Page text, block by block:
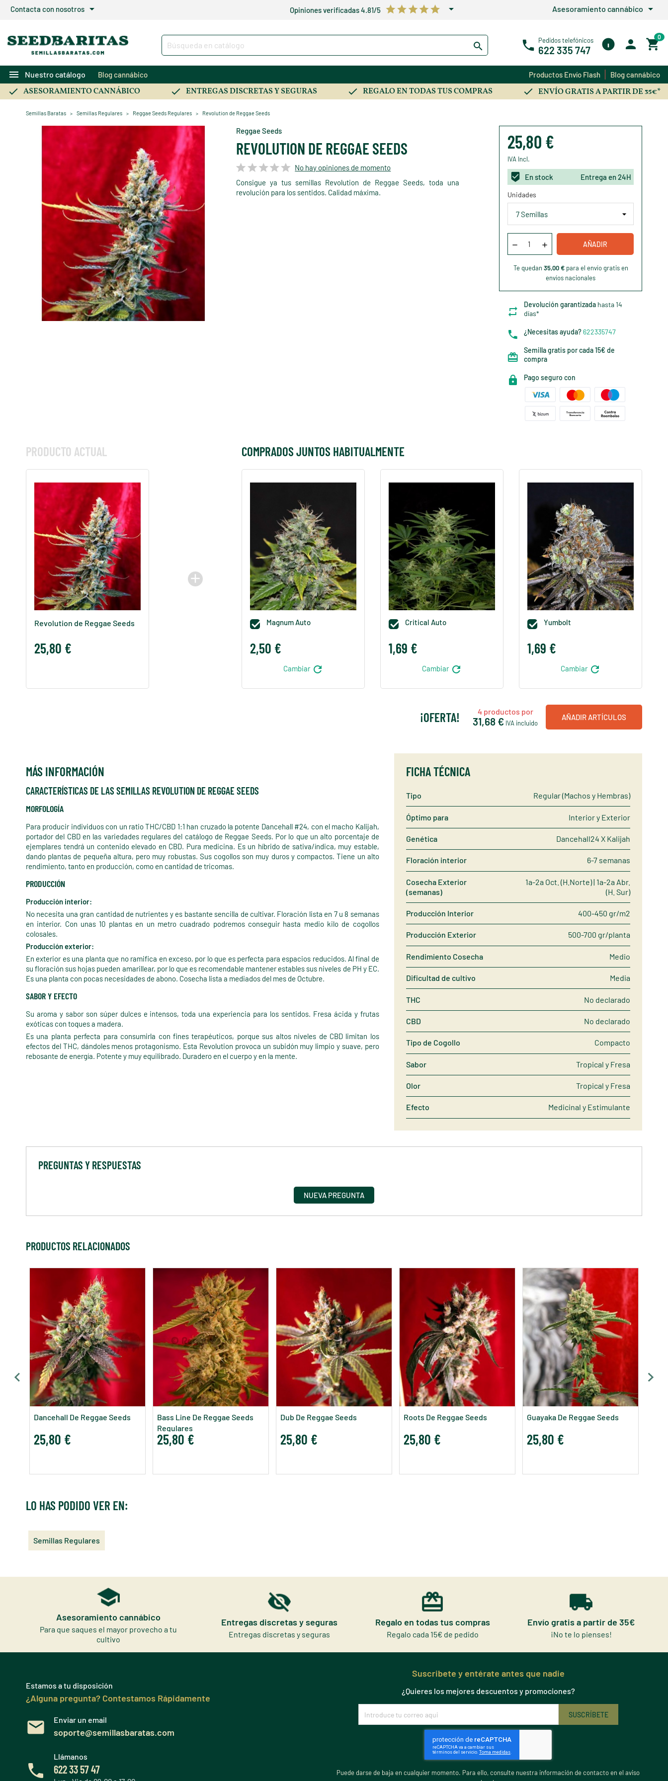
Contacta con nosotros arrow_drop_down Opiniones verificadas 4.81/5 arrow_drop_down Asesoramiento cannábico arrow_drop_down
Pedidos telefónicos
622 335 747
0
menu Nuestro catálogo Blog cannábico Productos Envío Flash Blog cannábico
ASESORAMIENTO CANNÁBICO ENTREGAS DISCRETAS Y SEGURAS REGALO EN TODAS TUS COMPRAS ENVÍO GRATIS A PARTIR DE 35€*
Semillas Baratas Semillas Regulares Reggae Seeds Regulares Revolution de Reggae Seeds
Reggae Seeds
REVOLUTION DE REGGAE SEEDS
No hay opiniones de momento
Consigue ya tus semillas Revolution de Reggae Seeds, toda una
revolución para los sentidos. Calidad máxima.
25,80 €
IVA Incl.
En stock Entrega en 24H
Unidades
AÑADIR
Te quedan 35,00 €para el envío gratis en
envíos nacionales
Devolución garantizada hasta 14
días*
¿Necesitas ayuda? 622335747
Semilla gratis por cada 15€ de
compra
Pago seguro con
PRODUCTO ACTUAL COMPRADOS JUNTOS HABITUALMENTE
Revolution de Reggae Seeds
25,80 €
add
 Magnum Auto
2,50 €
Cambiar refresh
 Critical Auto
1,69 €
Cambiar refresh
 Yumbolt
1,69 €
Cambiar refresh
¡OFERTA! 4productos por
31,68 € IVA incluido
AÑADIR ARTÍCULOS
MÁS INFORMACIÓN
CARACTERÍSTICAS DE LAS SEMILLAS REVOLUTION DE REGGAE SEEDS
MORFOLOGÍA
Para producir individuos con un ratio THC/CBD 1:1 han cruzado la potente Dancehall #24, con el macho Kalijah,
portador del CBD en las variedades regulares del catálogo de Reggae Seeds. Por lo que un alto porcentaje de
ejemplares tendrá un contenido elevado en CBD. Pura medicina. Es un híbrido de sativa/índica, muy estable,
dando plantas de pequeña altura, pero muy robustas. Sus cogollos son muy duros y compactos. Tiene un alto
rendimiento, tanto en producción, como en cantidad de tricomas.
PRODUCCIÓN
Producción interior:
No necesita una gran cantidad de nutrientes y es bastante sencilla de cultivar. Floración lista en 7 u 8 semanas
en interior. Con unas 10 plantas en un metro cuadrado podremos conseguir hasta medio kilo de cogollos
colosales.
Producción exterior:
En exterior es una planta que no ramifica en exceso, por lo que es perfecta para espacios reducidos. Al final de
su floración sus hojas pueden amarillear, por lo que es recomendable mantener estables sus niveles de PH y EC.
Es una planta con pocas necesidades de abono. Cosecha lista a mediados del mes de Octubre.
SABOR Y EFECTO
Su aroma y sabor son súper dulces e intensos, toda una experiencia para los sentidos. Fresa ácida y frutas
exóticas con toques a madera.
Es una planta perfecta para consumirla con fines terapéuticos, porque sus altos niveles de CBD limitan los
efectos del THC, dándoles menos protagonismo. Esta Revolution provoca un subidón muy limpio y suave, pero
rebosante de energía. Potente y muy equilibrado. Duradero en el cuerpo y en la mente.
FICHA TÉCNICA
Tipo Regular (Machos y Hembras)
Óptimo para Interior y Exterior
Genética Dancehall24 X Kalijah
Floración interior 6-7 semanas
Cosecha Exterior
(semanas)
1a-2a Oct. (H.Norte) | 1a-2a Abr.
(H. Sur)
Producción Interior 400-450 gr/m2
Producción Exterior 500-700 gr/planta
Rendimiento Cosecha Medio
Dificultad de cultivo Media
THC No declarado
CBD No declarado
Tipo de Cogollo Compacto
Sabor Tropical y Fresa
Olor Tropical y Fresa
Efecto Medicinal y Estimulante
PREGUNTAS Y RESPUESTAS
NUEVA PREGUNTA
PRODUCTOS RELACIONADOS
Dancehall De Reggae Seeds
25,80 €
Bass Line De Reggae Seeds
Regulares
25,80 €
Dub De Reggae Seeds
25,80 €
Roots De Reggae Seeds
25,80 €
Guayaka De Reggae Seeds
25,80 €
LO HAS PODIDO VER EN:
Semillas Regulares
Asesoramiento cannábico
Para que saques el mayor provecho a tu
cultivo
Entregas discretas y seguras
Entregas discretas y seguras
Regalo en todas tus compras
Regalo cada 15€ de pedido
Envío gratis a partir de 35€
¡No te lo pienses!
Estamos a tu disposición
¿Alguna pregunta? Contestamos Rápidamente
Enviar un email
soporte@semillasbaratas.com
Llámanos
622 33 57 47
Suscribete y entérate antes que nadie
¿Quieres los mejores descuentos y promociones?
Puede darse de baja en cualquier momento. Para ello, consulte nuestra información de contacto en el aviso